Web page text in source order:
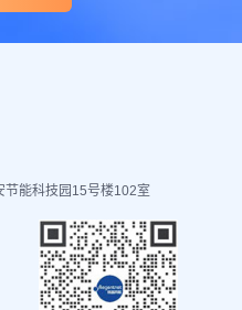
节能科技园15号楼102室